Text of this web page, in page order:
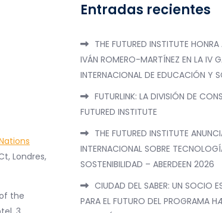
Londres,
the
Entradas recientes
THE FUTURED INSTITUTE
IVÁN ROMERO-MARTÍNEZ EN LA IV
INTERNACIONAL DE EDUCACIÓN Y
FUTURLINK: LA DIVISIÓN DE
FUTURED INSTITUTE
THE FUTURED INSTITUTE
INTERNACIONAL SOBRE
SOSTENIBILIDAD – ABERDEEN 2026
CIUDAD DEL SABER: UN SOCIO
PARA EL FUTURO DEL PROGRAMA